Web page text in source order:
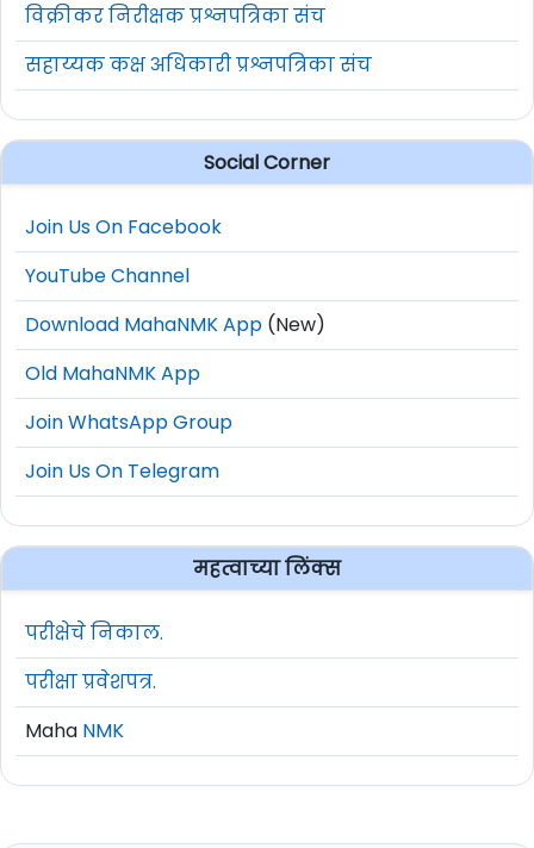
विक्रीकर निरीक्षक प्रश्नपत्रिका संच
सहाय्यक कक्ष अधिकारी प्रश्नपत्रिका संच
Social Corner
Join Us On Facebook
YouTube Channel
Download MahaNMK App (New)
Old MahaNMK App
Join WhatsApp Group
Join Us On Telegram
महत्वाच्या लिंक्स
परीक्षेचे निकाल.
परीक्षा प्रवेशपत्र.
Maha NMK